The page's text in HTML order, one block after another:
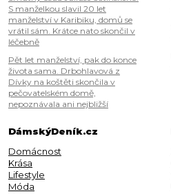
S manželkou slavil 20 let
manželství v Karibiku, domů se
vrátil sám. Krátce nato skončil v
léčebně
Pět let manželství, pak do konce
života sama. Drbohlavová z
Dívky na koštěti skončila v
pečovatelském domě,
nepoznávala ani nejbližší
DámskýDeník.cz
Domácnost
Krása
Lifestyle
Móda